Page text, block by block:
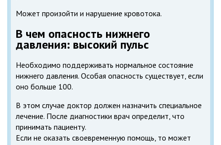
Может произойти и нарушение кровотока.
В чем опасность нижнего
давления: высокий пульс
Необходимо поддерживать нормальное состояние
нижнего давления. Особая опасность существует, если
оно больше 100.
В этом случае доктор должен назначить специальное
лечение. После диагностики врач определит, что
принимать пациенту.
Если не оказать своевременную помощь, то может